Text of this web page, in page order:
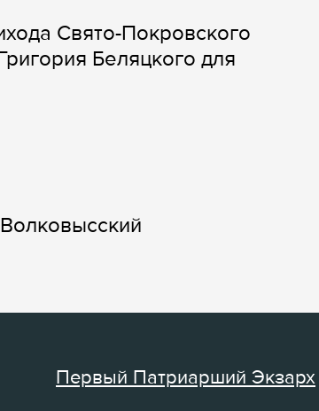
Свято-Покровского
Беляцкого для
Первый Патриарший Экзарх